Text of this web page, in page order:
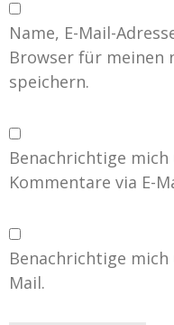
Name, E-Mail-
Browser für meinen
speichern.
Benachrichtige
Kommentare via E-
Benachrichtige
Mail.